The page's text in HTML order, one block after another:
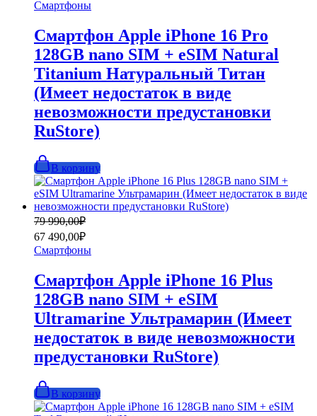
92
990,00₽.
Смартфоны
Смартфон Apple iPhone 16 Pro
128GB nano SIM + eSIM Natural
Titanium Натуральный Титан
(Имеет недостаток в виде
невозможности предустановки
RuStore)
В корзину
79 990,00₽
Первоначальная
цена
составляла
79
67 490,00₽
Текущая
цена:
67
490,00₽.
Смартфоны
Смартфон Apple iPhone 16 Plus
128GB nano SIM + eSIM
Ultramarine Ультрамарин (Имеет
недостаток в виде невозможности
предустановки RuStore)
В корзину